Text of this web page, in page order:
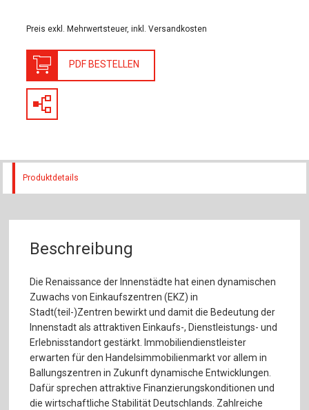
Preis exkl. Mehrwertsteuer, inkl. Versandkosten
PDF BESTELLEN
Produktdetails
Beschreibung
Die Renaissance der Innenstädte hat einen dynamischen
Zuwachs von Einkaufszentren (EKZ) in
Stadt(teil-)Zentren bewirkt und damit die Bedeutung der
Innenstadt als attraktiven Einkaufs-, Dienstleistungs- und
Erlebnisstandort gestärkt. Immobiliendienstleister
erwarten für den Handelsimmobilienmarkt vor allem in
Ballungszentren in Zukunft dynamische Entwicklungen.
Dafür sprechen attraktive Finanzierungskonditionen und
die wirtschaftliche Stabilität Deutschlands. Zahlreiche